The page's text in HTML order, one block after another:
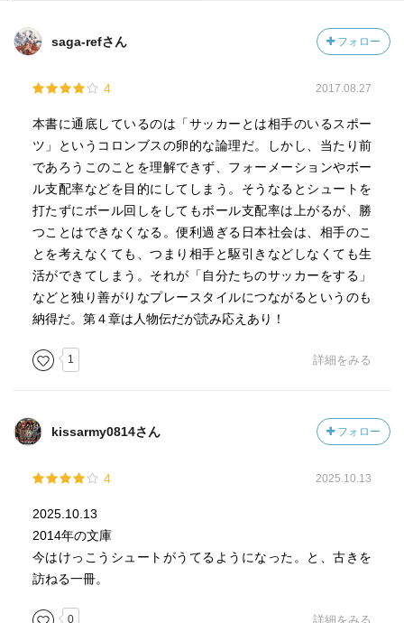
saga-refさん フォロー
4 2017.08.27
本書に通底しているのは「サッカーとは相手のいるスポー
ツ」というコロンブスの卵的な論理だ。しかし、当たり前
であろうこのことを理解できず、フォーメーションやボー
ル支配率などを目的にしてしまう。そうなるとシュートを
打たずにボール回しをしてもボール支配率は上がるが、勝
つことはできなくなる。便利過ぎる日本社会は、相手のこ
とを考えなくても、つまり相手と駆引きなどしなくても生
活ができてしまう。それが「自分たちのサッカーをする」
などと独り善がりなプレースタイルにつながるというのも
納得だ。第４章は人物伝だが読み応えあり！
1 詳細をみる
kissarmy0814さん フォロー
4 2025.10.13
2025.10.13
2014年の文庫
今はけっこうシュートがうてるようになった。と、古きを
訪ねる一冊。
0 詳細をみる